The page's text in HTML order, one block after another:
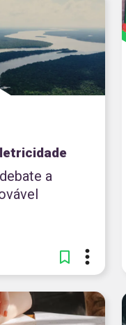
EJA
ENSINO SUPERIOR
a